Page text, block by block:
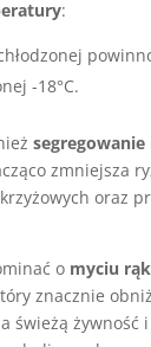
:
-18°C.
zmniejsza
oraz
o myciu
znacznie
świeżą żywność